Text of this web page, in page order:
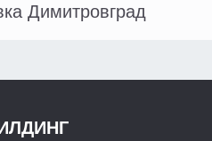
Димитровград